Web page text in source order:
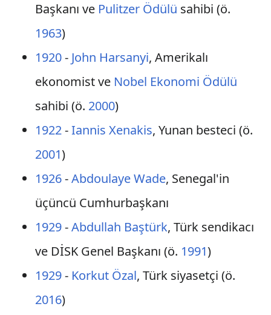
Başkanı ve Pulitzer Ödülü sahibi (ö.
1963)
1920- John Harsanyi, Amerikalı
ekonomist ve Nobel Ekonomi Ödülü
sahibi (ö. 2000)
1922-Iannis Xenakis, Yunan besteci (ö.
2001)
1926-Abdoulaye Wade, Senegal'in
üçüncü Cumhurbaşkanı
1929-Abdullah Baştürk, Türk sendikacı
ve DİSK Genel Başkanı (ö. 1991)
1929- Korkut Özal, Türk siyasetçi (ö.
2016)